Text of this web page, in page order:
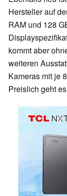
Hersteller auf
RAM und 128
kommt aber
weiteren
Kameras mit je
Preislich geht